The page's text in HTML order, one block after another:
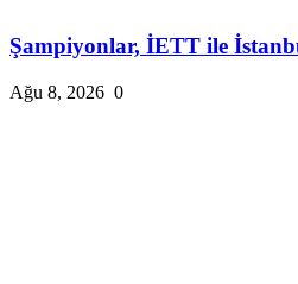
Şampiyonlar, İETT ile
Ağu 8, 2026 0